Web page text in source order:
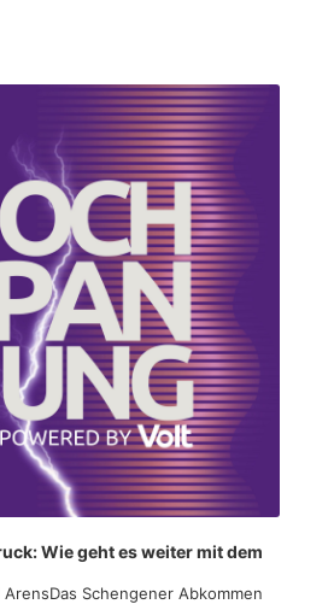
Wie geht es weiter mit dem
Schengener Abkommen